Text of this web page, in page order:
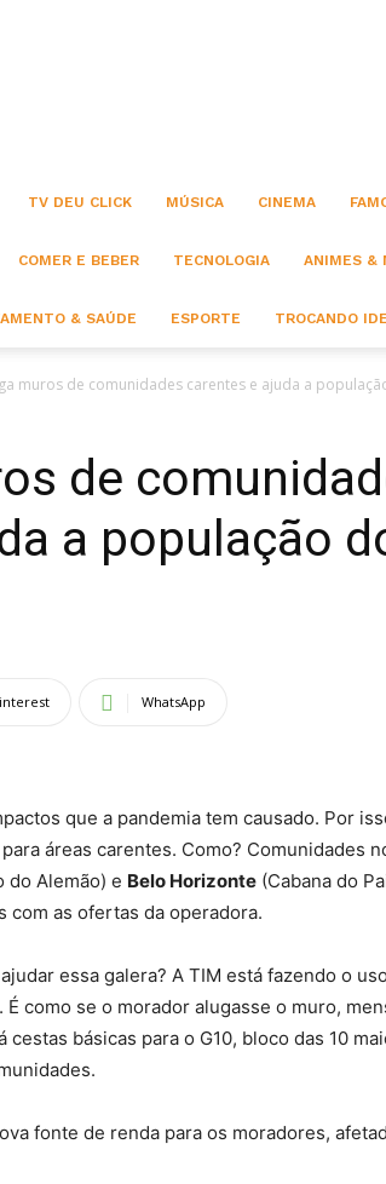
TV DEU CLICK MÚSICA CINEMA
COMER E BEBER TECNOLOGIA ANIMES &
& SAÚDE ESPORTE TROCANDO
muros de comunidades carentes e ajuda a
de
a população
WhatsApp
que a pandemia tem causado. Por
áreas carentes. Como? Comunidades
do Alemão) e Belo Horizonte (Cabana do
com as ofertas da operadora.
essa galera? A TIM está fazendo o
como se o morador alugasse o muro,
básicas para o G10, bloco das 10
fonte de renda para os moradores,